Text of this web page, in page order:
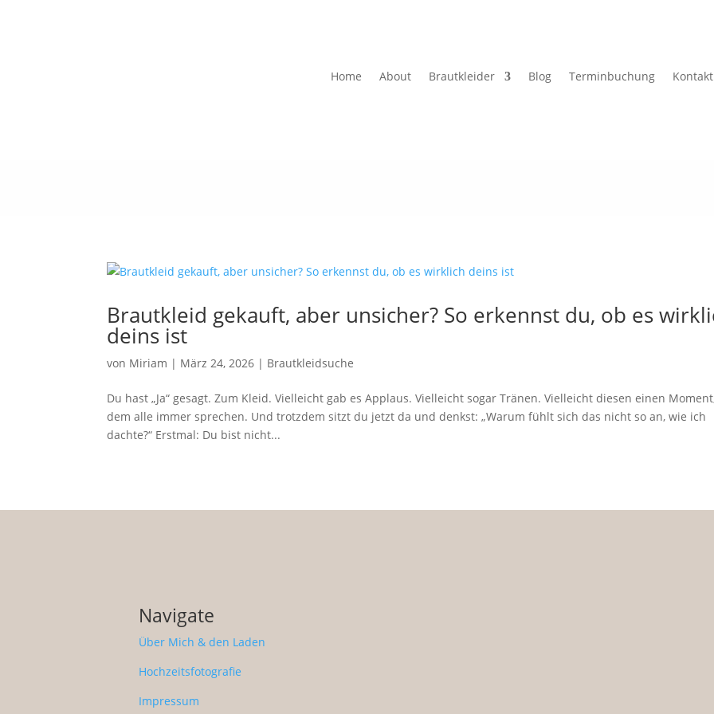
Home About Brautkleider Blog Terminbuchung Kontakt
Brautkleid gekauft, aber unsicher? So erkennst du, ob es
deins ist
von Miriam | März 24, 2026 | Brautkleidsuche
Du hast „Ja“ gesagt. Zum Kleid. Vielleicht gab es Applaus. Vielleicht sogar Tränen. Vielleicht diesen einen
dem alle immer sprechen. Und trotzdem sitzt du jetzt da und denkst: „Warum fühlt sich das nicht so an, wie ich
dachte?“ Erstmal: Du bist nicht...
Navigate
Über Mich & den Laden
Hochzeitsfotografie
Impressum